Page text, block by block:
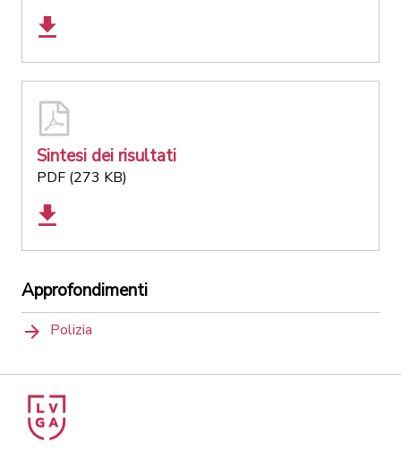
Sintesi dei risultati
PDF (273 KB)
Approfondimenti
Polizia